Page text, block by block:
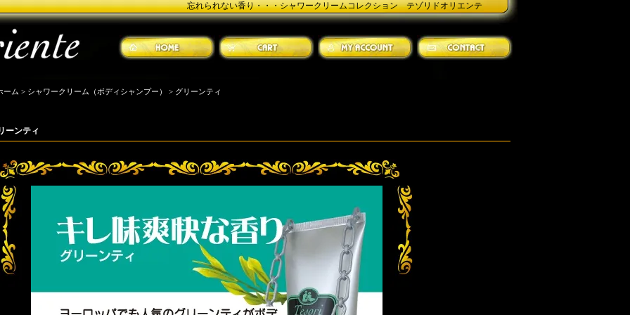
忘れられない香り・・・シャワークリームコレクション テゾリドオリエンテ
ーム > シャワークリーム（ボディシャンプー） > グリーンティ
ーンティ